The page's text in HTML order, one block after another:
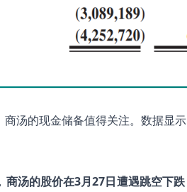
汤的现金储备值得关注。数据显示
商汤的股价在3月27日遭遇跳空下